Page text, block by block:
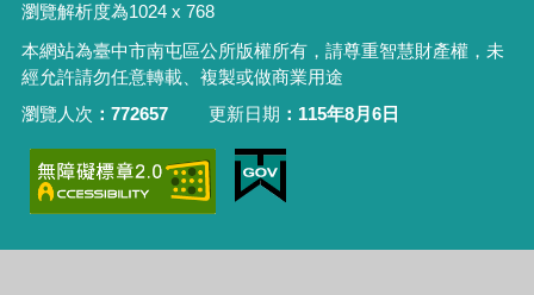
瀏覽解析度為1024 x 768
本網站為臺中市南屯區公所版權所有，請尊重智慧財產權，未
經允許請勿任意轉載、複製或做商業用途
瀏覽人次
772657 更新日期 115年8月6日